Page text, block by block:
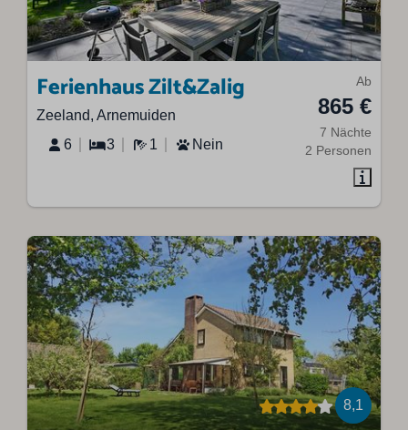
Ab
865 €
7 Nächte
2 Personen
Ferienhaus Zilt&Zalig
Zeeland, Arnemuiden
6
3 1 Nein
8,1